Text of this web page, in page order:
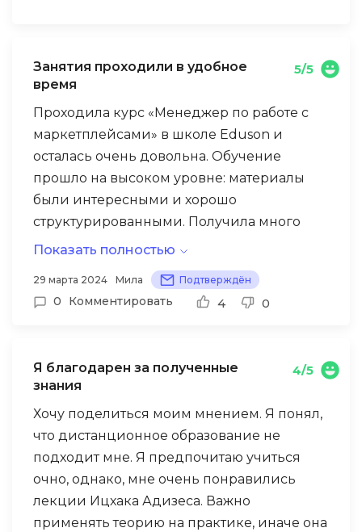
Занятия проходили в удобное
время
5/5
Проходила курс «Менеджер по работе с
маркетплейсами» в школе Eduson и
осталась очень довольна. Обучение
прошло на высоком уровне: материалы
были интересными и хорошо
структурированными. Получила много
полезных знаний и данных, которые уже
поддержка всегда оперативно отвечали
на вопросы и помогали с заданиями.
Занятия проходили в удобное время, что
позволяло учиться без отрыва от работы.
Особенно понравились лекции, которые
давали глубокое понимание бизнеса.
Рекомендую этот курс всем, кто хочет
быстро и эффективно освоить работу с
маркетплейсами. Eduson — отличная
школа для получения необходимых
знаний и навыков.
Показать полностью
29 марта 2024 Мила Подтверждён
0 Комментировать 4 0
Я благодарен за полученные
знания
4/5
Хочу поделиться моим мнением. Я понял,
что дистанционное образование не
подходит мне. Я предпочитаю учиться
очно, однако, мне очень понравились
лекции Ицхака Адизеса. Важно
применять теорию на практике, иначе она